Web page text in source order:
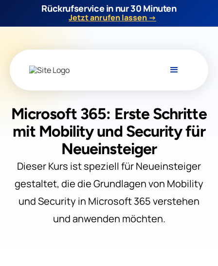
Rückrufservice in nur 30 Minuten
Jetzt anrufen lassen →
Microsoft 365: Erste Schritte
mit Mobility und Security für
Neueinsteiger
Dieser Kurs ist speziell für Neueinsteiger
gestaltet, die die Grundlagen von Mobility
und Security in Microsoft 365 verstehen
und anwenden möchten.